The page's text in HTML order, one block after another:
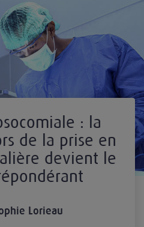
: la
de la prise en
devient le
Lorieau